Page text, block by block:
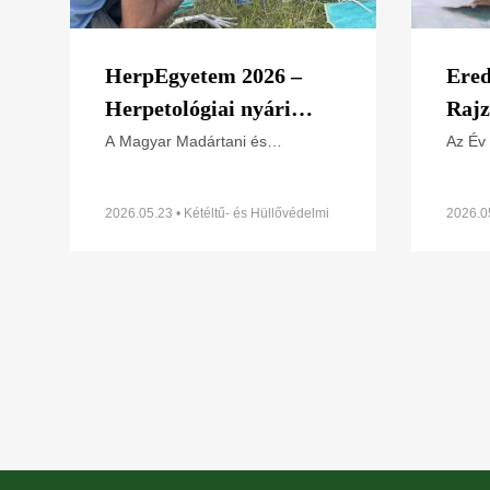
HerpEgyetem 2026 –
Herpetológiai nyári
egyetem
A Magyar Madártani és
Szakosztálya (MME–KHVSz) első
2026.05.23 • Kétéltű- és Hüllővédelmi
Az
az